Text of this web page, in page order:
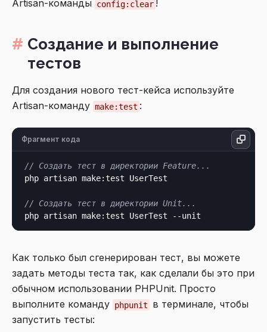
Artisan-команды config:clear !
Создание и выполнение
тестов
Для создания нового тест-кейса используйте
Artisan-команду make:test :
Фрагмент кода
// Создать тест в директории Feature...
php artisan make:test UserTest
// Создать тест в директории Unit...
Как только был сгенерирован тест, вы можете
задать методы теста так, как сделали бы это при
обычном использовании PHPUnit. Просто
выполните команду phpunit
в терминале, чтобы
запустить тесты: